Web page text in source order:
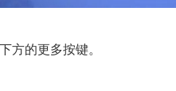
的更多按键。